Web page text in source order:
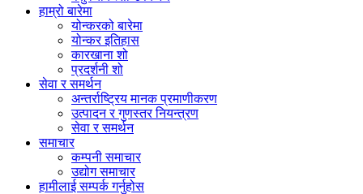
हाम्रो बारेमा
योन्करको बारेमा
योन्कर इतिहास
कारखाना शो
प्रदर्शनी शो
सेवा र समर्थन
अन्तर्राष्ट्रिय मानक प्रमाणीकरण
उत्पादन र गुणस्तर नियन्त्रण
सेवा र समर्थन
समाचार
कम्पनी समाचार
उद्योग समाचार
हामीलाई सम्पर्क गर्नुहोस